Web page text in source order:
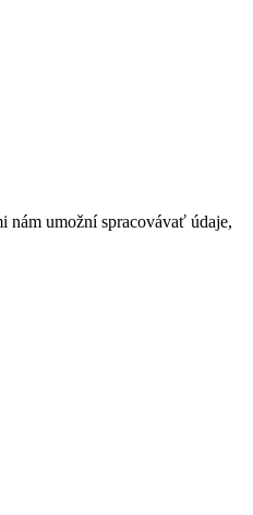
nám umožní spracovávať údaje,